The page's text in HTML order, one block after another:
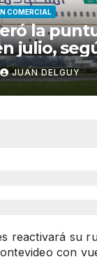
COMERCIAL
la
julio,
JUAN DELGUY
reactivará su
con